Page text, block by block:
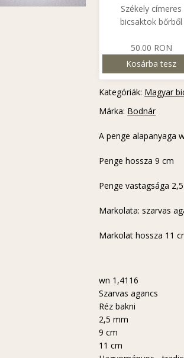
Székely címeres
bicsaktok bőrből
50.00 RON
Kosárba tesz
Kategóriák: Magyar
Márka: Bodnár
A penge alapanyaga
Penge hossza 9 cm
Penge vastagsága
Markolata: szarvas
Markolat hossza 11
wn 1,4116
Szarvas agancs
Réz bakni
2,5 mm
9 cm
11 cm